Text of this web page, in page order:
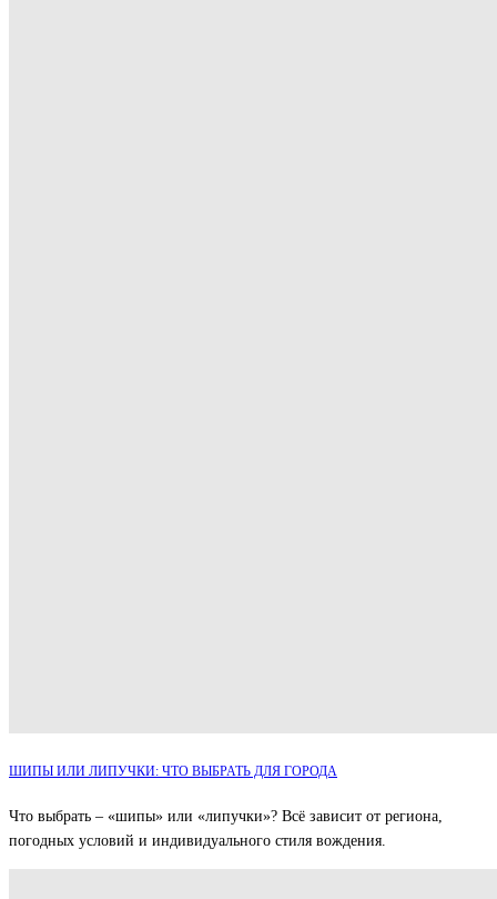
ШИПЫ ИЛИ ЛИПУЧКИ: ЧТО ВЫБРАТЬ ДЛЯ ГОРОДА
Что выбрать – «шипы» или «липучки»? Всё зависит от региона,
погодных условий и индивидуального стиля вождения.